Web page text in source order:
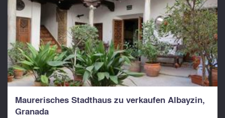
Maurerisches Stadthaus zu verkaufen Albayzin,
Granada